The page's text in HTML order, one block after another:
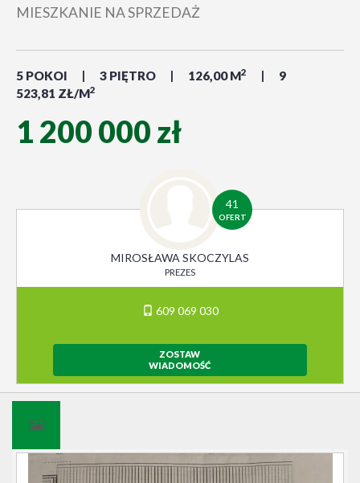
MIESZKANIE NA SPRZEDAŻ
5 POKOI 3 PIĘTRO 126,00 M2
9
523,81 ZŁ/M2
1 200 000 zł
41
OFERT
MIROSŁAWA SKOCZYLAS
PREZES
609 069 030
ZOSTAW
WIADOMOŚĆ